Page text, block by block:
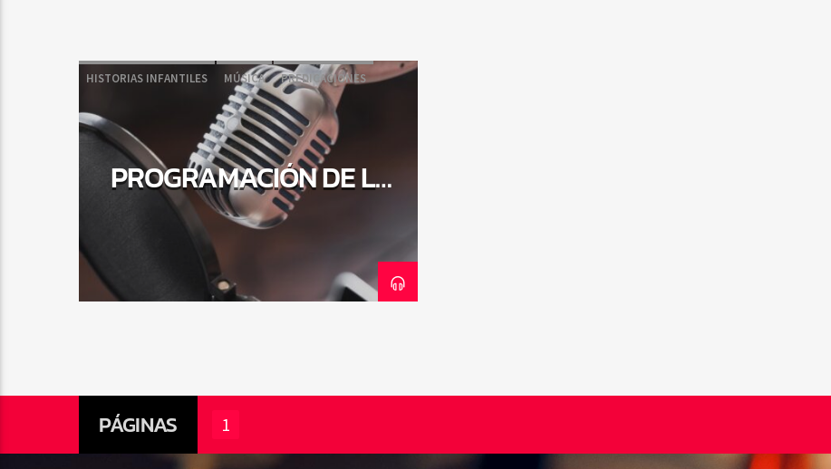
HISTORIAS INFANTILES MÚSICA PREDICACIONES
PROGRAMAS PARA LA FAMILIA
PROGRAMACIÓN DE LA
TARDE
PÁGINAS 1